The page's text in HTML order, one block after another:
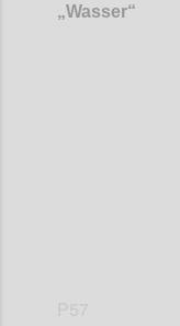
„Wasser“